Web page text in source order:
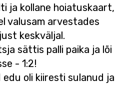
ja kollane hoiatuskaart,
valusam arvestades
keskväljal.
sättis palli paika ja lõi
- 1:2!
edu oli kiiresti sulanud ja